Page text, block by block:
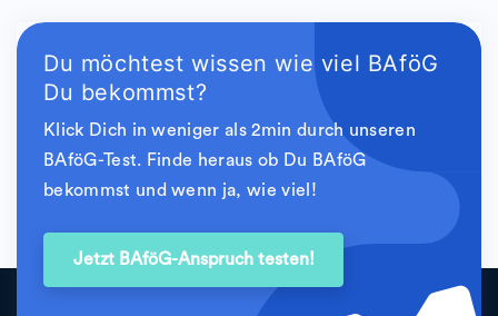
Du möchtest wissen wie viel BAföG
Du bekommst?
Klick Dich in weniger als 2min durch unseren
BAföG-Test. Finde heraus ob Du BAföG
bekommst und wenn ja, wie viel!
Jetzt BAföG-Anspruch testen!